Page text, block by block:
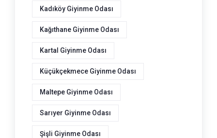
Kadıköy Giyinme Odası
Kağıthane Giyinme Odası
Kartal Giyinme Odası
Küçükçekmece Giyinme Odası
Maltepe Giyinme Odası
Sarıyer Giyinme Odası
Şişli Giyinme Odası